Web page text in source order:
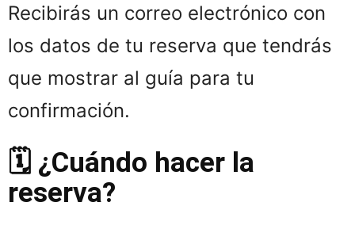
Recibirás un correo electrónico con
los datos de tu reserva que tendrás
que mostrar al guía para tu
confirmación.
🗓️ ¿Cuándo hacer la
reserva?